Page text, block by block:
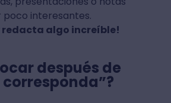
poco interesantes.
redacta algo increíble!
después de
corresponda”?